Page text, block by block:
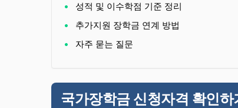
성적 및 이수학점 기준 정리
추가지원 장학금 연계 방법
자주 묻는 질문
국가장학금 신청자격 확인하